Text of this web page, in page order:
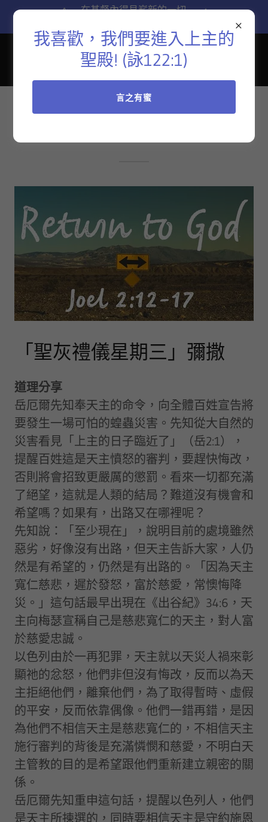
在基督內得見嶄新的一切
「聖灰禮儀星期三」彌撒
道理分享
岳厄爾先知奉天主的命令，向全體百姓宣告將
要發生一場可怕的蝗蟲災害。先知從大自然的
災害看見「上主的日子臨近了」（岳2:1），
提醒百姓這是天主憤怒的審判，要趕快悔改，
否則將會招致更嚴厲的懲罰。看來一切都充滿
了絕望，這就是人類的結局？難道沒有機會和
希望嗎？如果有，出路又在哪裡呢？
先知說：「至少現在」，說明目前的處境雖然
惡劣，好像沒有出路，但天主告訴大家，人仍
然是有希望的，仍然是有出路的。「因為天主
寬仁慈悲，遲於發怒，富於慈愛，常懊悔降
災。」這句話最早出現在《出谷紀》34:6，天
主向梅瑟宣稱自己是慈悲寬仁的天主，對人富
於慈愛忠誠。
以色列由於一再犯罪，天主就以天災人禍來彰
顯祂的忿怒，他們非但沒有悔改，反而以為天
主拒絕他們，離棄他們，為了取得暫時、虛假
的平安，反而依靠偶像。他們一錯再錯，是因
為他們不相信天主是慈悲寬仁的，不相信天主
施行審判的背後是充滿憐憫和慈愛，不明白天
主管教的目的是希望跟他們重新建立親密的關
係。
岳厄爾先知重申這句話，提醒以色列人，他們
是天主所揀選的，同時要相信天主是守約施恩
我喜歡，我們要進入上主的
聖殿! (詠122:1)
言之有蜜